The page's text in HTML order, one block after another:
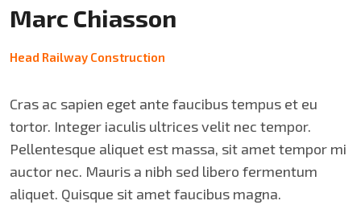
Marc Chiasson
Head Railway Construction
Cras ac sapien eget ante faucibus tempus et eu
tortor. Integer iaculis ultrices velit nec tempor.
Pellentesque aliquet est massa, sit amet tempor mi
auctor nec. Mauris a nibh sed libero fermentum
aliquet. Quisque sit amet faucibus magna.